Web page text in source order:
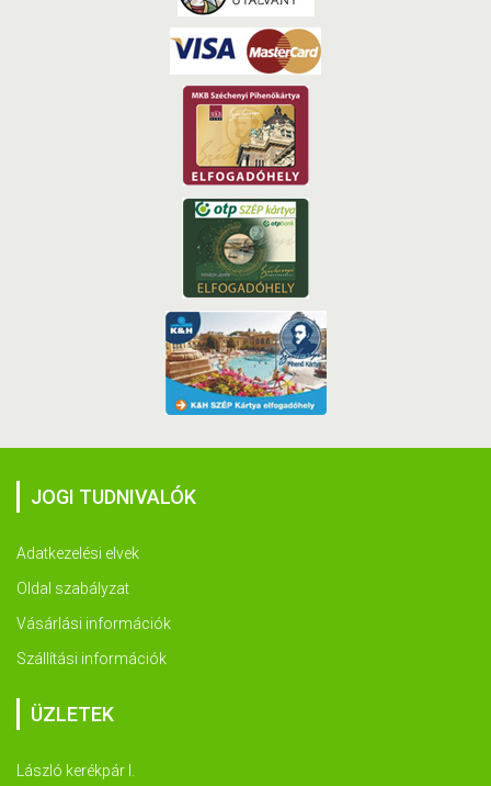
JOGI TUDNIVALÓK
Adatkezelési elvek
Oldal szabályzat
Vásárlási információk
Szállítási információk
ÜZLETEK
László kerékpár I.